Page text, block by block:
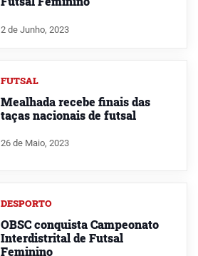
2 de Junho, 2023
FUTSAL
Mealhada recebe finais das
taças nacionais de futsal
26 de Maio, 2023
DESPORTO
OBSC conquista Campeonato
Interdistrital de Futsal
Feminino